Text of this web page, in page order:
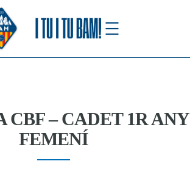
CBF – CADET 1R ANY
FEMENÍ